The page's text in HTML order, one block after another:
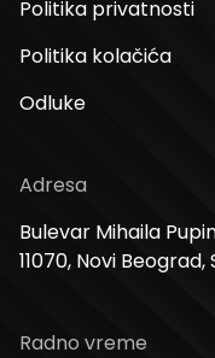
Politika privatnosti
Politika kolačića
Odluke
Adresa
Bulevar Mihaila
11070, Novi Beograd,
Radno vreme